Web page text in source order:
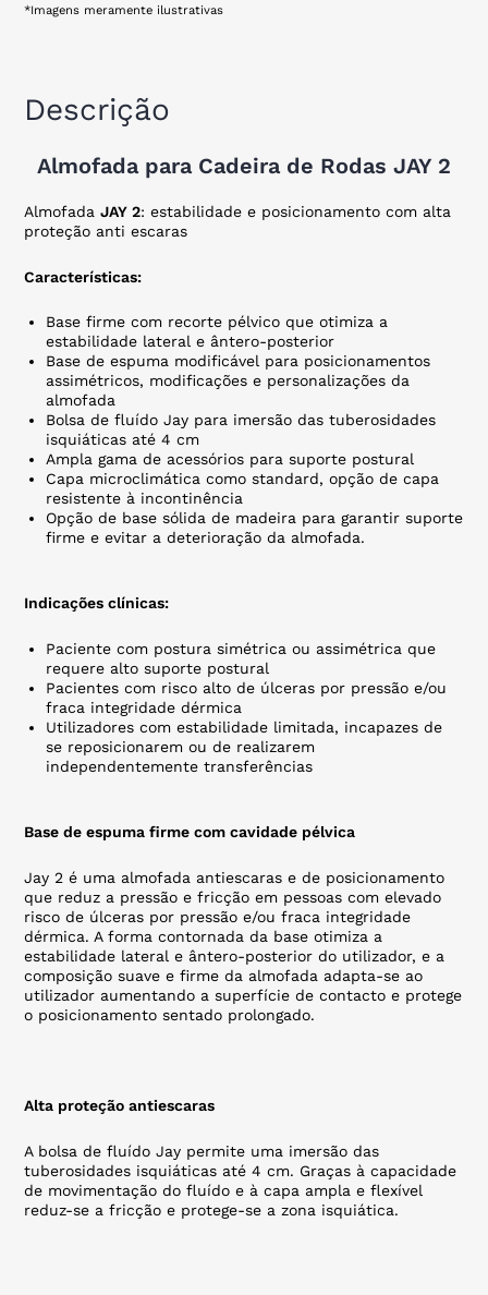
*Imagens meramente ilustrativas
Descrição
Almofada para Cadeira de Rodas JAY 2
AlmofadaJAY 2: estabilidade e posicionamento com alta
proteção anti escaras
Características:
Base firme com recorte pélvico que otimiza a
estabilidade lateral e ântero-posterior
Base de espuma modificável para posicionamentos
assimétricos, modificações e personalizações da
almofada
Bolsa de fluído Jay para imersão das tuberosidades
isquiáticas até 4 cm
Ampla gama de acessórios para suporte postural
Capa microclimática como standard, opção de capa
resistente à incontinência
Opção de base sólida de madeira para garantir suporte
firme e evitar a deterioração da almofada.
Indicações clínicas:
Paciente com postura simétrica ou assimétrica que
requere alto suporte postural
Pacientes com risco alto de úlceras por pressão e/ou
fraca integridade dérmica
Utilizadores com estabilidade limitada, incapazes de
se reposicionarem ou de realizarem
independentemente transferências
Base de espuma firme com cavidade pélvica
Jay 2 é uma almofada antiescaras e de posicionamento
que reduz a pressão e fricção em pessoas com elevado
risco de úlceras por pressão e/ou fraca integridade
dérmica. A forma contornada da base otimiza a
estabilidade lateral e ântero-posterior do utilizador, e a
composição suave e firme da almofada adapta-se ao
utilizador aumentando a superfície de contacto e protege
o posicionamento sentado prolongado.
Alta proteção antiescaras
A bolsa de fluído Jay permite uma imersão das
tuberosidades isquiáticas até 4 cm. Graças à capacidade
de movimentação do fluído e à capa ampla e flexível
reduz-se a fricção e protege-se a zona isquiática.